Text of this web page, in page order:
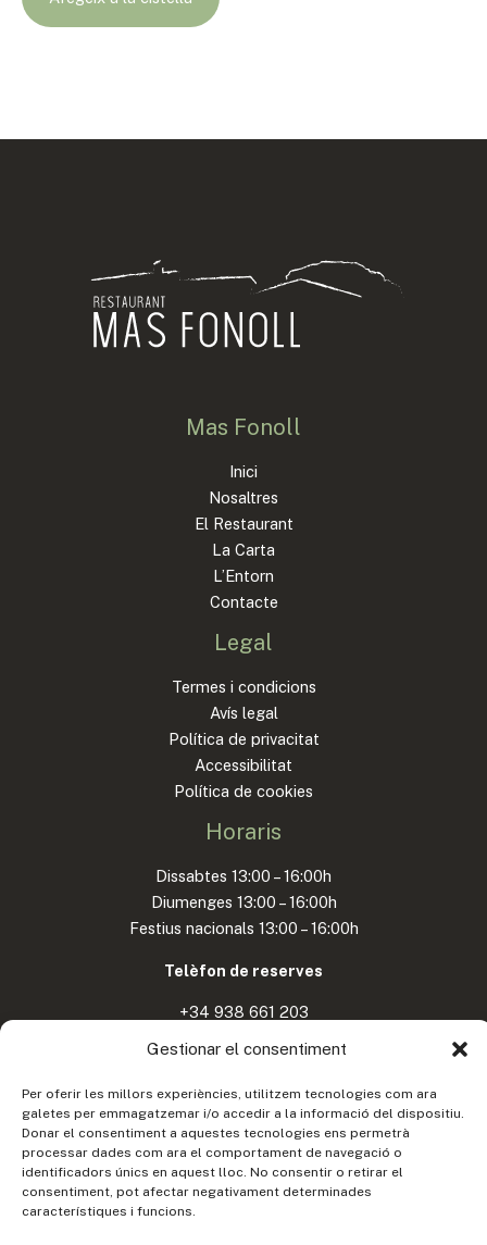
Gestionar el consentiment
Per oferir les millors experiències, utilitzem tecnologies com ara
galetes per emmagatzemar i/o accedir a la informació del dispositiu.
Donar el consentiment a aquestes tecnologies ens permetrà
processar dades com ara el comportament de navegació o
identificadors únics en aquest lloc. No consentir o retirar el
consentiment, pot afectar negativament determinades
característiques i funcions.
Mas Fonoll
Inici
Nosaltres
El Restaurant
La Carta
L’Entorn
Contacte
Legal
Termes i condicions
Avís legal
Política de privacitat
Accessibilitat
Política de cookies
Horaris
Dissabtes 13:00 – 16:00h
Diumenges 13:00 – 16:00h
Festius nacionals 13:00 – 16:00h
Telèfon de reserves
+34 938 661 203
Adreça
Carretera de Sant Feliu de Codines a Gallifa
08182 Sant Feliu de Codines